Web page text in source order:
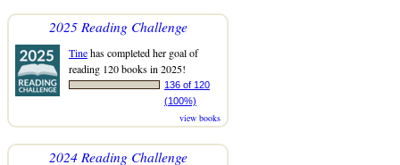
2025 Reading Challenge
Tinehas completed her goal of
reading 120 books in 2025!
136 of 120
(100%)
view books
2024 Reading Challenge